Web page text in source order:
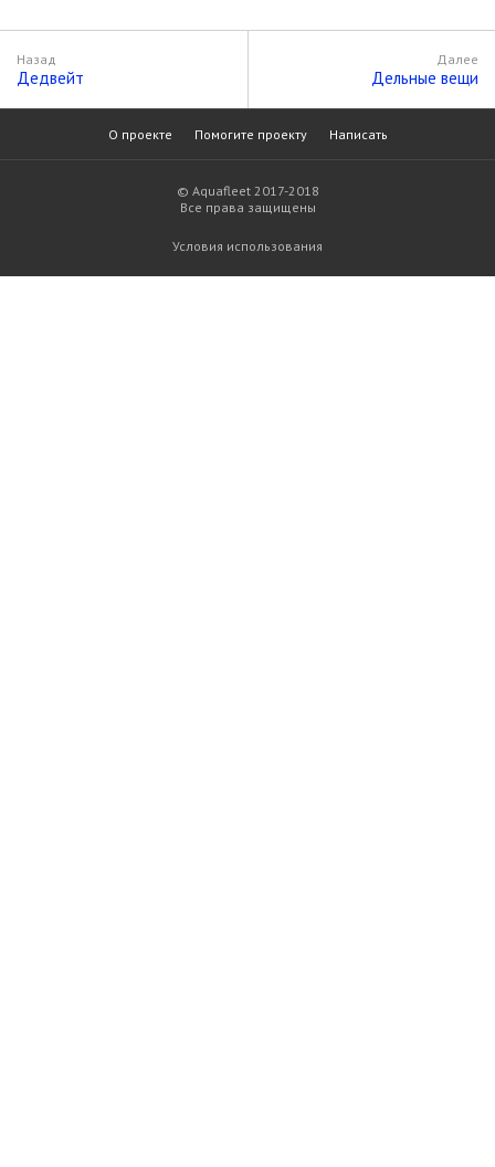
Назад
Дедвейт
Далее
Дельные вещи
© Aquafleet 2017-2018
Все права защищены
Условия использования
О проекте Помогите проекту Написать